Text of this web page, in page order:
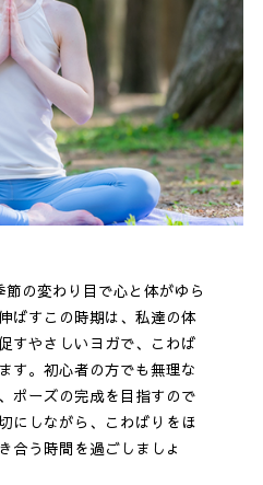
の変わり目で心と体がゆら
ばすこの時期は、私達の体
すやさしいヨガで、こわば
す。初心者の方でも無理な
ポーズの完成を目指すので
にしながら、こわばりをほ
合う時間を過ごしましょ